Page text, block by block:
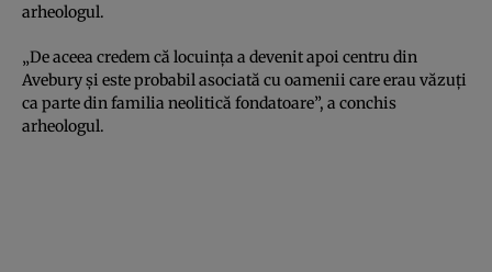
arheologul.
„De aceea credem că locuinţa a devenit apoi centru din
Avebury şi este probabil asociată cu oamenii care erau văzuţi
ca parte din familia neolitică fondatoare”, a conchis
arheologul.